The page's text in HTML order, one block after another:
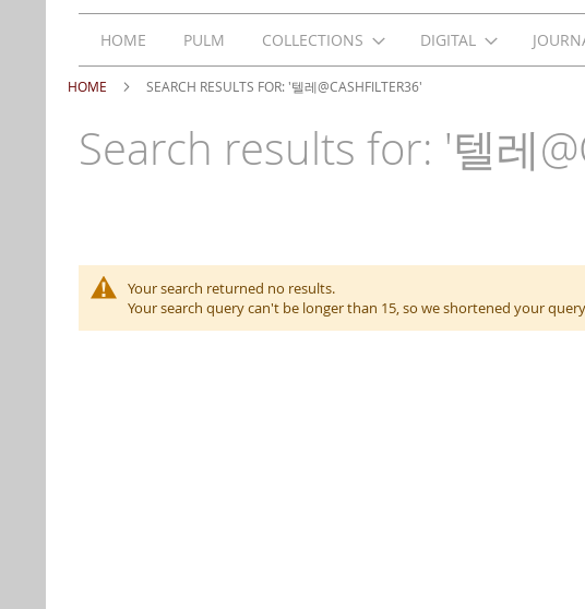
HOME PULM COLLECTIONS DIGITAL
HOME SEARCH RESULTS FOR: '텔레@CASHFILTER36'
Search results for: '텔레
Your search returned no results.
Your search query can't be longer than 15, so we shortened your